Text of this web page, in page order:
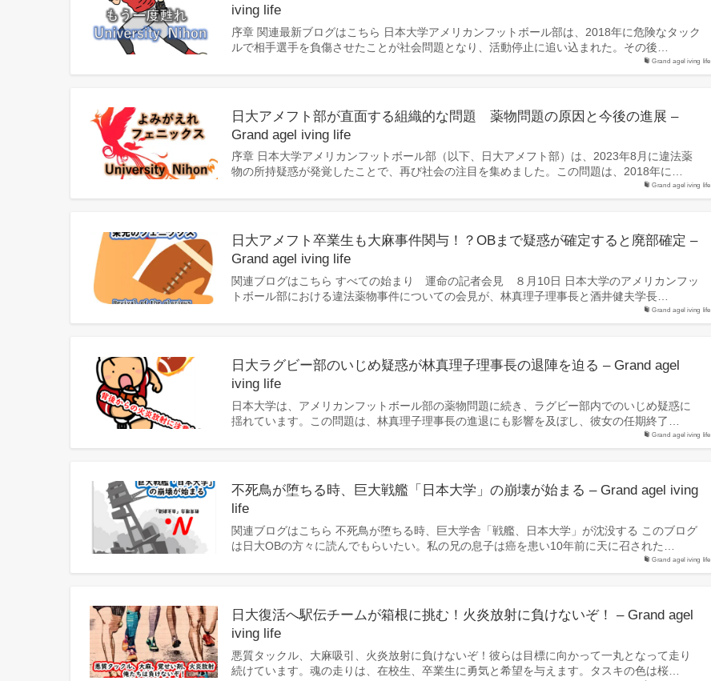
Grand agel iving life
iving life
序章 関連最新ブログはこちら 日本大学アメリカンフットボール部は、2018年に危険なタック
ルで相手選手を負傷させたことが社会問題となり、活動停止に追い込まれた。その後…
Grand agel iving life
日大アメフト部が直面する組織的な問題 薬物問題の原因と今後の進展 –
Grand agel iving life
序章 日本大学アメリカンフットボール部（以下、日大アメフト部）は、2023年8月に違法薬
物の所持疑惑が発覚したことで、再び社会の注目を集めました。この問題は、2018年に…
Grand agel iving life
日大アメフト卒業生も大麻事件関与！？OBまで疑惑が確定すると廃部確定 –
Grand agel iving life
関連ブログはこちら すべての始まり 運命の記者会見 ８月10日 日本大学のアメリカンフッ
トボール部における違法薬物事件についての会見が、林真理子理事長と酒井健夫学長…
Grand agel iving life
日大ラグビー部のいじめ疑惑が林真理子理事長の退陣を迫る – Grand agel
iving life
日本大学は、アメリカンフットボール部の薬物問題に続き、ラグビー部内でのいじめ疑惑に
揺れています。この問題は、林真理子理事長の進退にも影響を及ぼし、彼女の任期終了…
Grand agel iving life
不死鳥が堕ちる時、巨大戦艦「日本大学」の崩壊が始まる – Grand agel iving
life
関連ブログはこちら 不死鳥が堕ちる時、巨大学舎「戦艦、日本大学」が沈没する このブログ
は日大OBの方々に読んでもらいたい。私の兄の息子は癌を患い10年前に天に召された…
日大復活へ駅伝チームが箱根に挑む！火炎放射に負けないぞ！ – Grand agel
iving life
悪質タックル、大麻吸引、火炎放射に負けないぞ！彼らは目標に向かって一丸となって走り
続けています。魂の走りは、在校生、卒業生に勇気と希望を与えます。タスキの色は桜…